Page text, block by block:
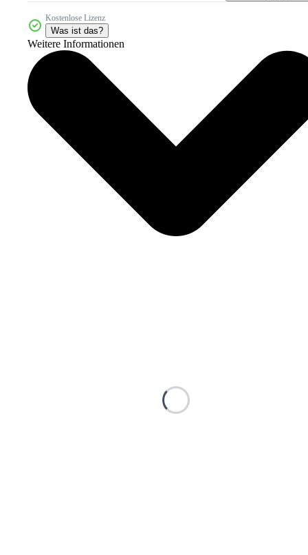
Kostenlose Lizenz
Was ist das?
Weitere Informationen